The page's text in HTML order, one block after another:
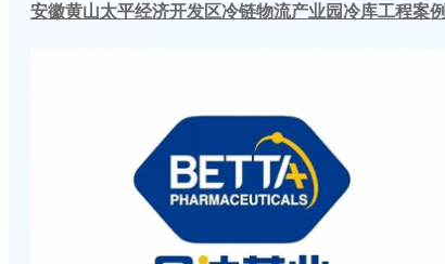
安徽黄山太平经济开发区冷链物流产业园冷库工程案例